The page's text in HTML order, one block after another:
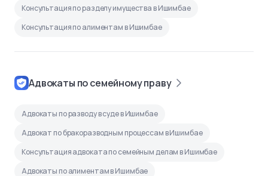
Консультация по разделу имущества в Ишимбае
Консультация по алиментам в Ишимбае
Адвокаты по семейному праву
Адвокаты по разводу в суде в Ишимбае
Адвокат по бракоразводным процессам в Ишимбае
Консультация адвоката по семейным делам в Ишимбае
Адвокаты по алиментам в Ишимбае